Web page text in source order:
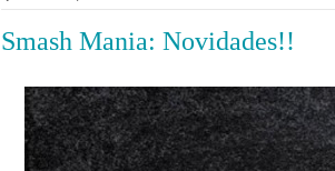
Smash Mania: Novidades!!